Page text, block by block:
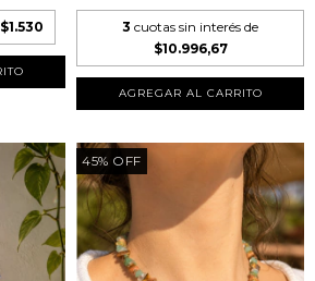
$1.530 3 cuotas sin interés de
$10.996,67
45% OFF